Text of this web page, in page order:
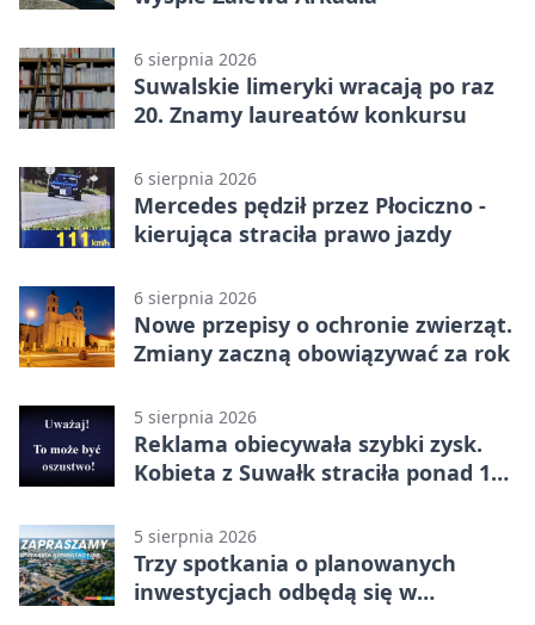
6 sierpnia 2026
Suwalskie limeryki wracają po raz
20. Znamy laureatów konkursu
6 sierpnia 2026
Mercedes pędził przez Płociczno -
kierująca straciła prawo jazdy
6 sierpnia 2026
Nowe przepisy o ochronie zwierząt.
Zmiany zaczną obowiązywać za rok
5 sierpnia 2026
Reklama obiecywała szybki zysk.
Kobieta z Suwałk straciła ponad 190
5 sierpnia 2026
Trzy spotkania o planowanych
inwestycjach odbędą się w